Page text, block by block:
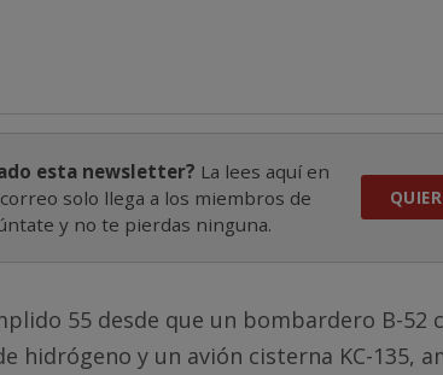
esta newsletter? La lees aquí en
solo llega a los miembros de
y no te pierdas ninguna.
55 desde que un bombardero B-52
hidrógeno y un avión cisterna KC-135,